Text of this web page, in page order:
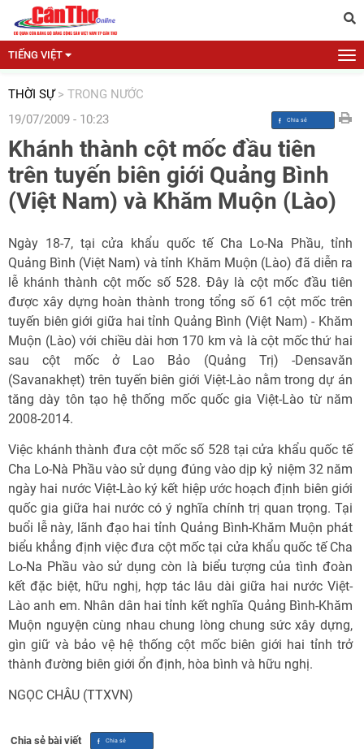
TIẾNG VIỆT
THỜI SỰ > TRONG NƯỚC
19/07/2009 - 10:23
Khánh thành cột mốc đầu tiên
trên tuyến biên giới Quảng Bình
(Việt Nam) và Khăm Muộn (Lào)
Ngày 18-7, tại cửa khẩu quốc tế Cha Lo-Na Phầu, tỉnh
Quảng Bình (Việt Nam) và tỉnh Khăm Muộn (Lào) đã diễn ra
lễ khánh thành cột mốc số 528. Đây là cột mốc đầu tiên
được xây dựng hoàn thành trong tổng số 61 cột mốc trên
tuyến biên giới giữa hai tỉnh Quảng Bình (Việt Nam) - Khăm
Muộn (Lào) với chiều dài hơn 170 km và là cột mốc thứ hai
sau cột mốc ở Lao Bảo (Quảng Trị) -Densavăn
(Savanakhẹt) trên tuyến biên giới Việt-Lào nằm trong dự án
tăng dày tôn tạo hệ thống mốc quốc gia Việt-Lào từ năm
2008-2014.
Việc khánh thành đưa cột mốc số 528 tại cửa khẩu quốc tế
Cha Lo-Nà Phầu vào sử dụng đúng vào dịp kỷ niệm 32 năm
ngày hai nước Việt-Lào ký kết hiệp ước hoạch định biên giới
quốc gia giữa hai nước có ý nghĩa chính trị quan trọng. Tại
buổi lễ này, lãnh đạo hai tỉnh Quảng Bình-Khăm Muộn phát
biểu khẳng định việc đưa cột mốc tại cửa khẩu quốc tế Cha
Lo-Na Phầu vào sử dụng còn là biểu tượng của tình đoàn
kết đặc biệt, hữu nghị, hợp tác lâu dài giữa hai nước Việt-
Lào anh em. Nhân dân hai tỉnh kết nghĩa Quảng Bình-Khăm
Muộn nguyện cùng nhau chung lòng chung sức xây dựng,
gìn giữ và bảo vệ hệ thống cột mốc biên giới hai tỉnh trở
thành đường biên giới ổn định, hòa bình và hữu nghị.
NGỌC CHÂU (TTXVN)
Chia sẻ bài viết